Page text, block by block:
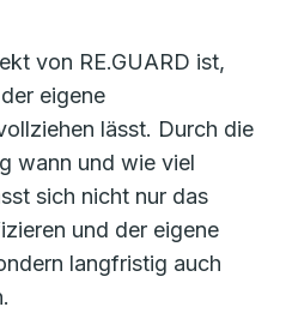
von RE.GUARD ist,
eigene
lässt. Durch die
wann und wie viel
sich nicht nur das
und der eigene
langfristig auch